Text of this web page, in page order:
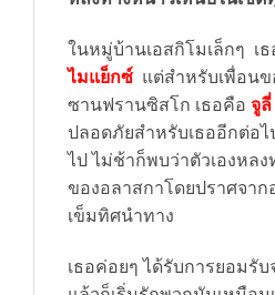
ในหมู่บ้านเอสกิโมเล็กๆ เ
ไมแย็กซ์ แต่สำหรับเพื่อนข
ซานฟรานซิสโก เธอคือ จูลี่
ปลอดภัยสำหรับเธออีกต่อ
ไป ไม่ช้าก็พบว่าตัวเองหล
ของอลาสกาโดยปราศจา
เข็มทิศนำทาง
เธอค่อยๆ ได้รับการยอมรั